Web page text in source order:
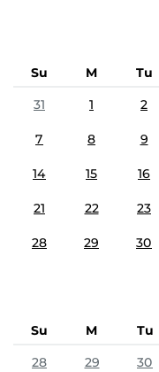
Su M Tu
31
1 2
7 8 9
14 15 16
21 22 23
28 29 30
Su M Tu
28
29 30